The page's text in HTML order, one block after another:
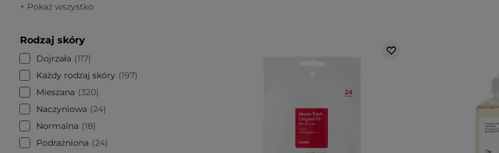
+ Pokaż wszystko
Rodzaj skóry
Dojrzała
117
Każdy rodzaj skóry
197
Mieszana
320
Naczyniowa
24
Normalna
18
Podrażniona
24